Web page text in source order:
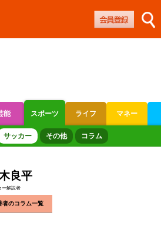
能 スポーツ ライフ マネー
トレース
サッカー その他 コラム
良平
ー解説者
者のコラム一覧